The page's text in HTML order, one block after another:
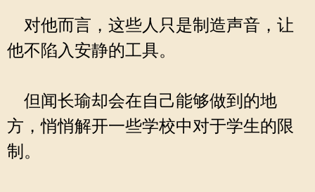
对他而言，这些人只是制造声音，让
他不陷入安静的工具。
但闻长瑜却会在自己能够做到的地
方，悄悄解开一些学校中对于学生的限
制。